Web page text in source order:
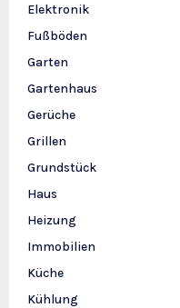
Elektronik
Fußböden
Garten
Gartenhaus
Gerüche
Grillen
Grundstück
Haus
Heizung
Immobilien
Küche
Kühlung